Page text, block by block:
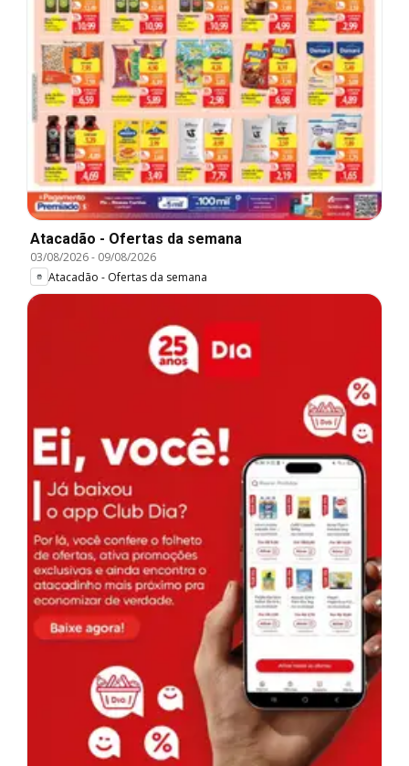
Atacadão - Ofertas da semana
03/08/2026- 09/08/2026
Atacadão - Ofertas da semana